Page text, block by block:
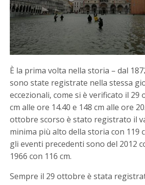
È la prima volta nella storia – dal
sono state registrate nella stessa
eccezionali, come si è verificato il 29
cm alle ore 14.40 e 148 cm alle ore
ottobre scorso è stato registrato il
minima più alto della storia con 119
gli eventi precedenti sono del 2012
1966 con 116 cm.
Sempre il 29 ottobre è stata